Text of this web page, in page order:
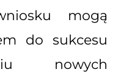
mogą
do sukcesu
nowych